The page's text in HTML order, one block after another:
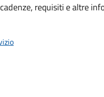
requisiti e altre